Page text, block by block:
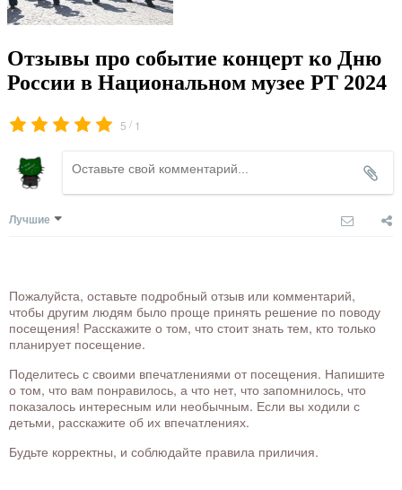
Отзывы про событие концерт ко Дню
России в Национальном музее РТ 2024
5 / 1
Лучшие
Пожалуйста, оставьте подробный отзыв или комментарий,
чтобы другим людям было проще принять решение по поводу
посещения! Расскажите о том, что стоит знать тем, кто только
планирует посещение.
Поделитесь с своими впечатлениями от посещения. Напишите
о том, что вам понравилось, а что нет, что запомнилось, что
показалось интересным или необычным. Если вы ходили с
детьми, расскажите об их впечатлениях.
Будьте корректны, и соблюдайте правила приличия.